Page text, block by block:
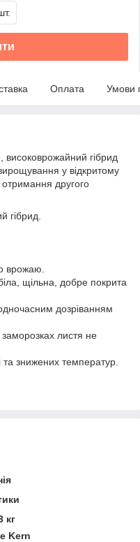
Оплата Умови
високоврожайний гібрид
у відкритому
отримання другого
гібрид.
врожаю.
щільна, добре покрита
дозріванням
листя не
та знижених температур.
кг
Kern